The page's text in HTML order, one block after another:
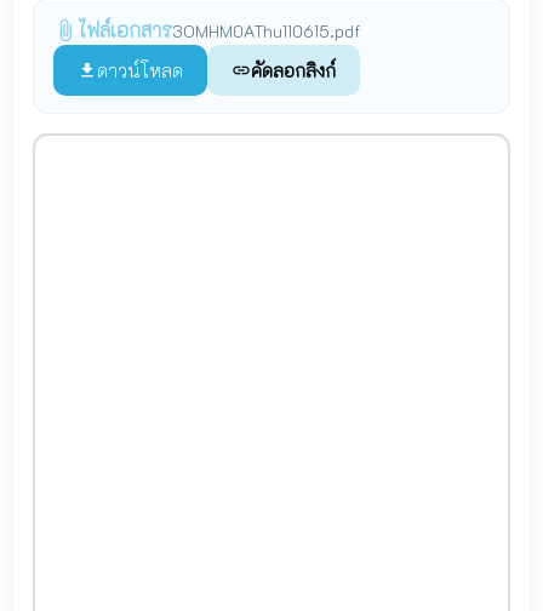
attach_file ไฟล์เอกสาร3OMHM0AThu110615.pdf
file_download ดาวน์โหลด linkคัดลอกลิงก์